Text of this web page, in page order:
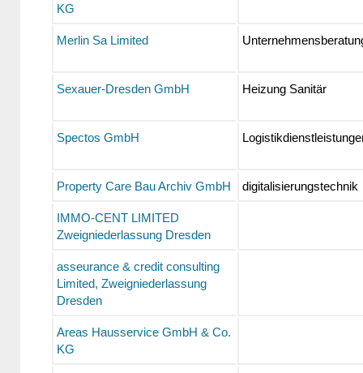
KG
Merlin Sa Limited
Sexauer-Dresden GmbH Heizung Sanitär
Spectos GmbH
Property Care Bau Archiv GmbH digitalisierungstechnik
IMMO-CENT LIMITED
Zweigniederlassung Dresden
asseurance & credit consulting
Limited, Zweigniederlassung
Dresden
Areas Hausservice GmbH & Co.
KG